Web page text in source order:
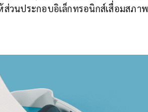
วนประกอบอิเล็กทรอนิกส์เสื่อมสภาพ